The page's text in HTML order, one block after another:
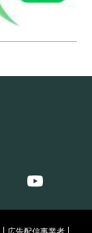
広告配信事業者